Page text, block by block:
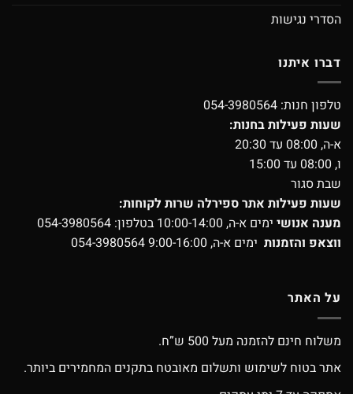
הסדרי נגישות
דברו איתנו
טלפון חנות:054-3980564
שעות פעילות בחנות:
א-ה, 08:00 עד 20:30
ו, 08:00 עד 15:00
שבת סגור
שעות פעילות אתר ספירלה שרות לקוחות:
מענה אנושיימים א-ה, 10:00-14:00 בטלפון:
054-3980564
ווצאפ והזמנותימים א-ה, 9:00-16:00 054-3980564
על האתר
משלוח חינם להזמנה מעל 500 ש”ח.
אתר בטוח לשימוש ותשלום מאובטח בתקנים המחמירים ביותר.